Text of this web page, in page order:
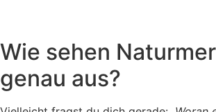
Wie sehen
genau aus?